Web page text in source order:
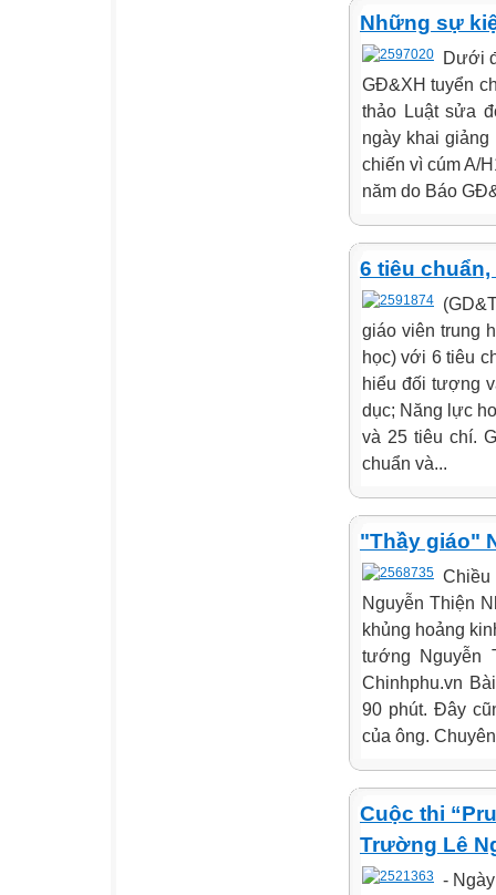
Những sự
Dưới
GĐ&XH tuyển
thảo Luật sửa
ngày khai
chiến vì cúm A/
năm do Báo
6 tiêu
giáo viên trung
học) với 6 tiêu
hiểu đối tượng
dục; Năng lực
và 25 tiêu chí.
chuẩn và...
"Thầy giáo"
Nguyễn Thiện
khủng hoảng
tướng Nguyễn
Chinhphu.vn
90 phút. Đây
của ông.
Cuộc thi
Trường Lê
-